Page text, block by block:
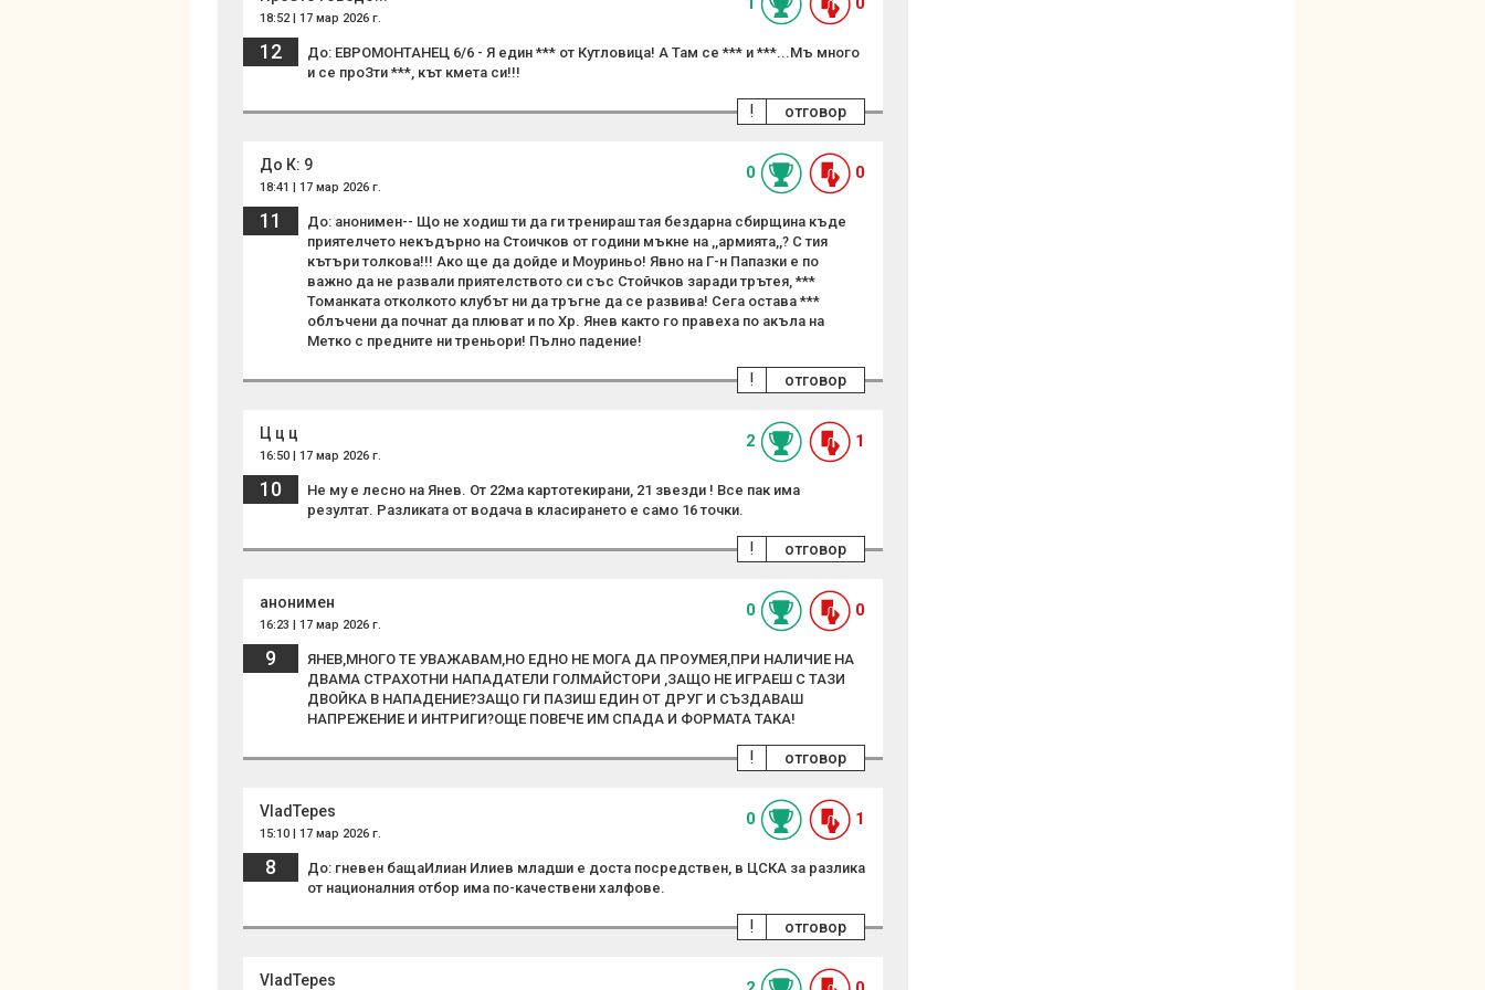
18:52 | 17 мар 2026 г.
12
До: ЕВРОМОНТАНЕЦ 6/6 - Я един *** от Кутловица! А Там се *** и ***...Мъ много
и се проЗти ***, кът кмета си!!!
отговор
!
До К: 9
18:41 | 17 мар 2026 г.
0 0
11
До: анонимен-- Що не ходиш ти да ги тренираш тая бездарна сбирщина къде
приятелчето некъдърно на Стоичков от години мъкне на ,,армията,,? С тия
кътъри толкова!!! Ако ще да дойде и Моуриньо! Явно на Г-н Папазки е по
важно да не развали приятелството си със Стойчков заради трътея, ***
Томанката отколкото клубът ни да тръгне да се развива! Сега остава ***
облъчени да почнат да плюват и по Хр. Янев както го правеха по акъла на
Метко с предните ни треньори! Пълно падение!
отговор
!
Ц ц ц
16:50 | 17 мар 2026 г.
2 1
10
Не му е лесно на Янев. От 22ма картотекирани, 21 звезди ! Все пак има
резултат. Разликата от водача в класирането е само 16 точки.
отговор
!
анонимен
16:23 | 17 мар 2026 г.
0 0
9
ЯНЕВ,МНОГО ТЕ УВАЖАВАМ,НО ЕДНО НЕ МОГА ДА ПРОУМЕЯ,ПРИ НАЛИЧИЕ НА
ДВАМА СТРАХОТНИ НАПАДАТЕЛИ ГОЛМАЙСТОРИ ,ЗАЩО НЕ ИГРАЕШ С ТАЗИ
ДВОЙКА В НАПАДЕНИЕ?ЗАЩО ГИ ПАЗИШ ЕДИН ОТ ДРУГ И СЪЗДАВАШ
НАПРЕЖЕНИЕ И ИНТРИГИ?ОЩЕ ПОВЕЧЕ ИМ СПАДА И ФОРМАТА ТАКА!
отговор
!
VladTepes
15:10 | 17 мар 2026 г.
0 1
8
До: гневен бащаИлиан Илиев младши е доста посредствен, в ЦСКА за разлика
от националния отбор има по-качествени халфове.
отговор
!
VladTepes